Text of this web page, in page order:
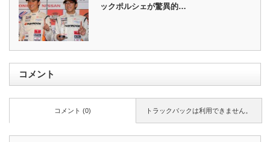
ックポルシェが驚異的…
コメント
トラックバックは利用できません。
コメント (0)